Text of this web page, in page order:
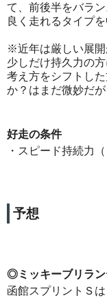
て、前後半をバラン
良く走れるタイプを
※近年は厳しい展
少しだけ持久力の方
考え方をシフトし
か？はまだ微妙だが
好走の条件
・スピード持続力
予想
◎ミッキーブリラ
函館スプリントＳ